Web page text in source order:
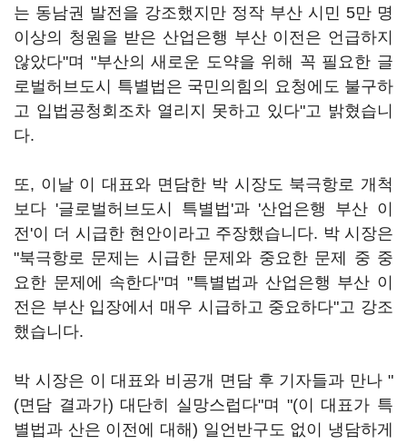
는 동남권 발전을 강조했지만 정작 부산 시민 5만 명
이상의 청원을 받은 산업은행 부산 이전은 언급하지
않았다"며 "부산의 새로운 도약을 위해 꼭 필요한 글
로벌허브도시 특별법은 국민의힘의 요청에도 불구하
고 입법공청회조차 열리지 못하고 있다"고 밝혔습니
다.
또, 이날 이 대표와 면담한 박 시장도 북극항로 개척
보다 '글로벌허브도시 특별법'과 '산업은행 부산 이
전'이 더 시급한 현안이라고 주장했습니다. 박 시장은
"북극항로 문제는 시급한 문제와 중요한 문제 중 중
요한 문제에 속한다"며 "특별법과 산업은행 부산 이
전은 부산 입장에서 매우 시급하고 중요하다"고 강조
했습니다.
박 시장은 이 대표와 비공개 면담 후 기자들과 만나 "
(면담 결과가) 대단히 실망스럽다"며 "(이 대표가 특
별법과 산은 이전에 대해) 일언반구도 없이 냉담하게